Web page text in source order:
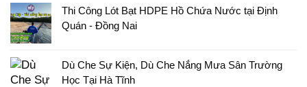
Thi Công Lót Bạt HDPE Hồ Chứa Nước tại Định
Quán - Đồng Nai
Dù Che Sự Kiện, Dù Che Nắng Mưa Sân Trường
Học Tại Hà Tĩnh